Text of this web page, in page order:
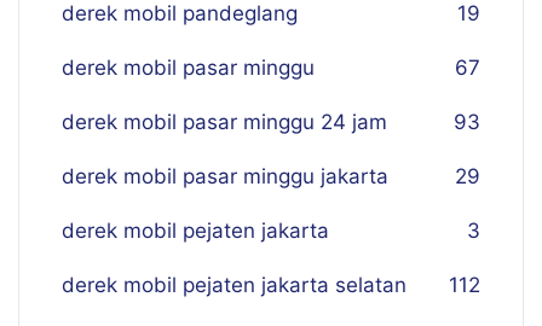
derek mobil pandeglang 19
derek mobil pasar minggu 67
derek mobil pasar minggu 24 jam 93
derek mobil pasar minggu jakarta 29
derek mobil pejaten jakarta 3
derek mobil pejaten jakarta selatan 112